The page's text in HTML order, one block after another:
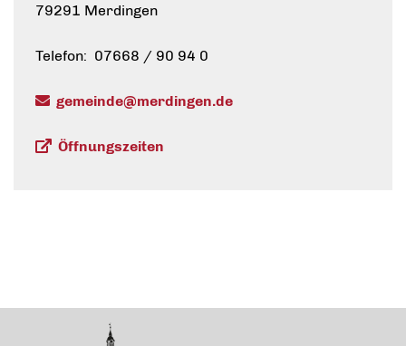
79291 Merdingen
Telefon: 07668 / 90 94 0
gemeinde@merdingen.de
Öffnungszeiten